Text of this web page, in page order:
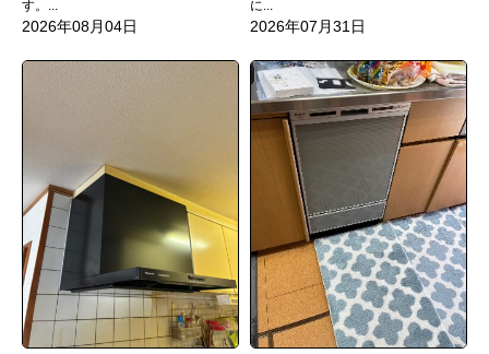
す。...
2026年08月04日
に...
2026年07月31日